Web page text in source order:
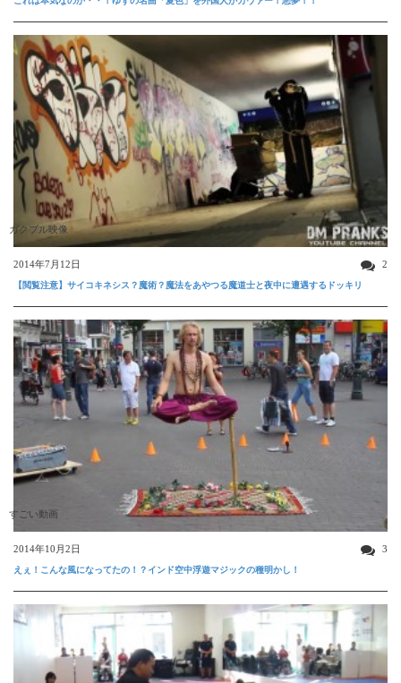
ガクブル映像
2014年7月12日 2
【閲覧注意】サイコキネシス？魔術？魔法をあやつる魔道士と夜中に遭遇するドッキリ
すごい動画
2014年10月2日 3
えぇ！こんな風になってたの！？インド空中浮遊マジックの種明かし！